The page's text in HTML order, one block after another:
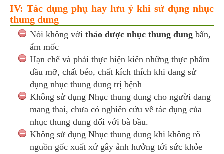
IV: Tác dụng phụ hay lưu ý khi sử dụng nhục
thung dung
Nói không với thảo dược nhục thung dung bẩn,
ẩm mốc
Hạn chế và phải thực hiện kiên những thực phẩm
dầu mỡ, chất béo, chất kích thích khi đang sử
dụng nhục thung dung trị bệnh
Không sử dụng Nhục thung dung cho người đang
mang thai, chưa có nghiên cứu về tác dụng của
nhục thung dung đối với bà bầu.
Không sử dụng Nhục thung dung khi không rõ
nguồn gốc xuất xứ gây ảnh hưởng tới sức khỏe